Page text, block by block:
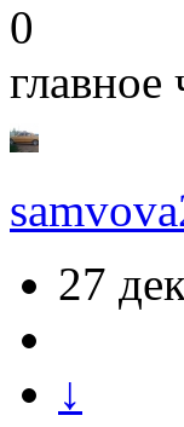
0
27
↓